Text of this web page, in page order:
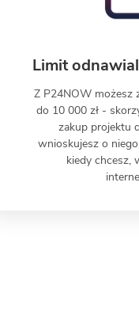
Limit
Z P24NOW możesz
do 10 000 zł -
zakup projektu
wnioskujesz o
kiedy chcesz,